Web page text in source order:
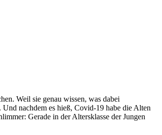
Weil sie genau wissen, was dabei
nachdem es hieß, Covid-19 habe die Alten
Gerade in der Altersklasse der Jungen